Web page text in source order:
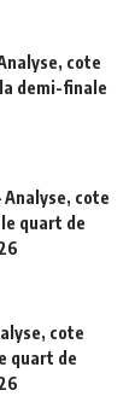
cote
demi-finale
Analyse, cote
quart de
cote
quart de